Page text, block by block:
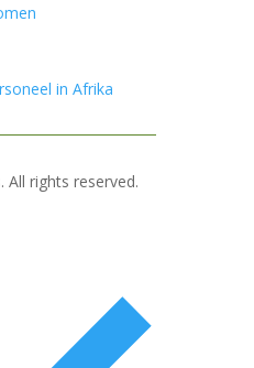
in Afrika
rights reserved.